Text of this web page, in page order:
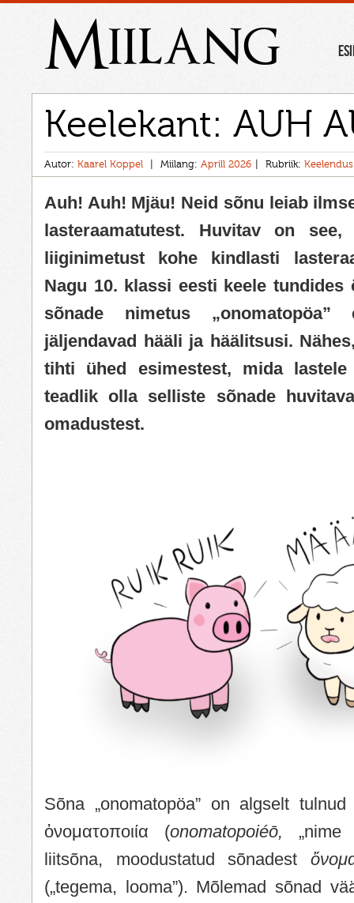
Miilang
Keelekant: AUH
Autor: Kaarel Koppel Miilang: Aprill 2026 Rubriik: Keelendus
Auh! Auh! Mjäu! Neid sõnu leiab
lasteraamatutest. Huvitav on
liiginimetust kohe kindlasti
Nagu 10. klassi eesti keele tundides
sõnade nimetus
jäljendavad hääli ja häälitsusi.
tihti ühed esimestest, mida lastele
teadlik olla selliste sõnade
omadustest.
Sõna „onomatopöa” on algselt tulnud
ὀνοματοποιία (onomatopoiéō,
liitsõna, moodustatud sõnadest
(„tegema, looma”). Mõlemad sõnad